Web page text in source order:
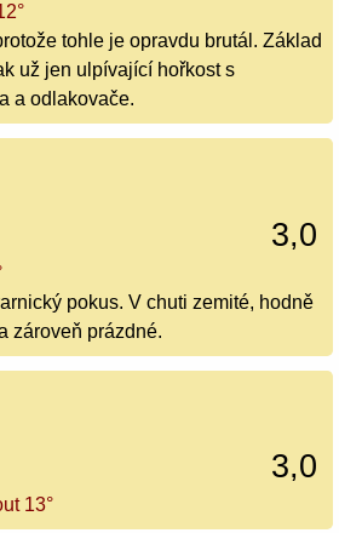
tohle je opravdu brutál. Základ
už jen ulpívající hořkost s
a odlakovače.
3,0
pokus. V chuti zemité, hodně
zároveň prázdné.
3,0
13°